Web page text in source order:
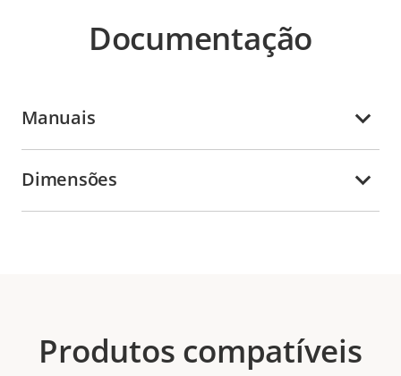
Documentação
Manuais
Dimensões
Produtos compatíveis